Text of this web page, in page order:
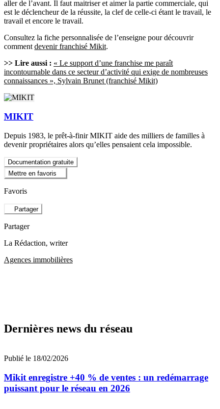
aller de l’avant. Il faut maitriser et aimer la partie commerciale, qui
est le déclencheur de la réussite, la clef de celle-ci étant le travail, le
travail et encore le travail.
Consultez la fiche personnalisée de l’enseigne pour découvrir
comment devenir franchisé Mikit.
>> Lire aussi : « Le support d’une franchise me paraît
incontournable dans ce secteur d’activité qui exige de nombreuses
connaissances », Sylvain Brunet (franchisé Mikit)
MIKIT
Depuis 1983, le prêt-à-finir MIKIT aide des milliers de familles à
devenir propriétaires alors qu’elles pensaient cela impossible.
Documentation gratuite
Mettre en favoris
Favoris
Partager
Partager
La Rédaction, writer
Agences immobilières
Dernières news du réseau
Publié le 18/02/2026
Mikit enregistre +40 % de ventes : un redémarrage
puissant pour le réseau en 2026